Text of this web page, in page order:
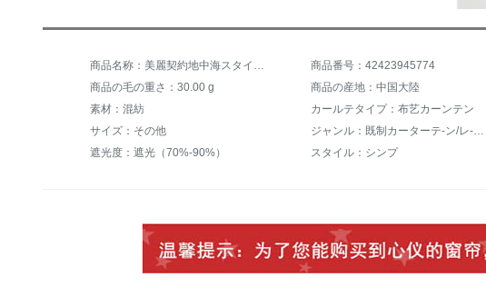
商品番号：42423945774
商品の毛の重さ：30.00 g
商品の産地：中国大陸
素材：混紡
カールテタイプ：布艺カーンテン
サイズ：その他
遮光度：遮光（70%-90%）
スタイル：シンプ